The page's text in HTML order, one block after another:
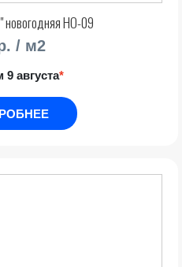
новогодняя НО-09
/ м2
августа*